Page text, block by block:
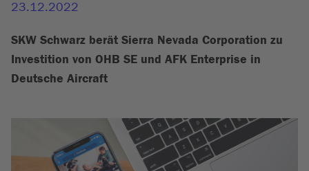
23.12.2022
SKW Schwarz berät Sierra Nevada Corporation zu
Investition von OHB SE und AFK Enterprise in
Deutsche Aircraft